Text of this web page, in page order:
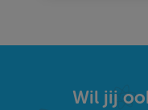
Wil jij